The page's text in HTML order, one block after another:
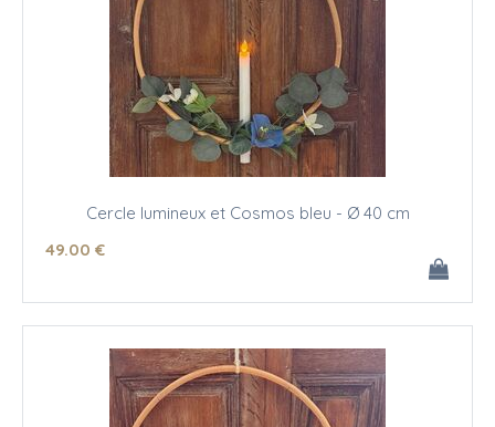
Cercle lumineux et Cosmos bleu - Ø 40 cm
49.00 €